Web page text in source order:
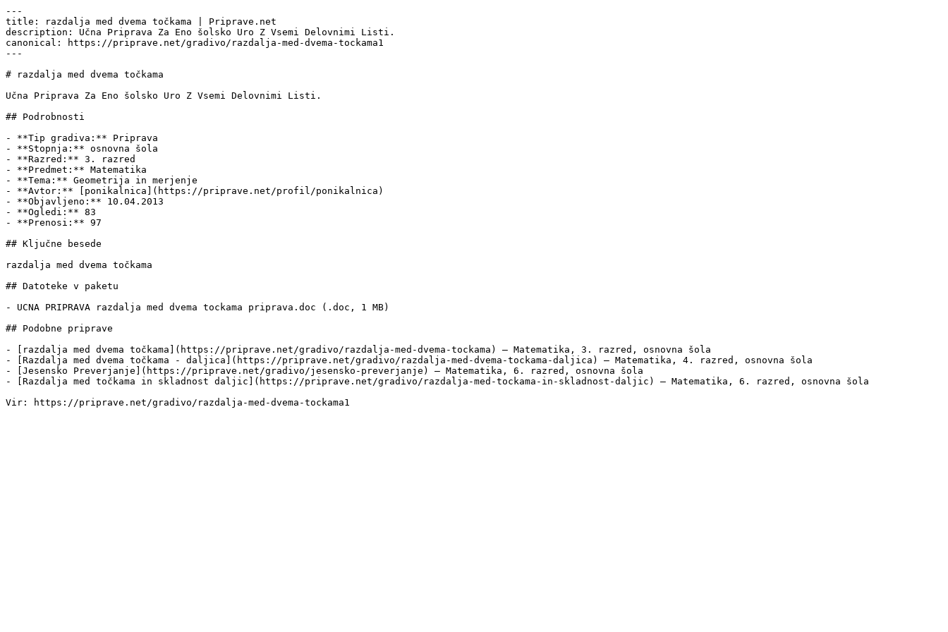
---
title: razdalja med dvema točkama | Priprave.net
description: Učna Priprava Za Eno šolsko Uro Z Vsemi Delovnimi Listi.
canonical: https://priprave.net/gradivo/razdalja-med-dvema-tockama1
---
# razdalja med dvema točkama
Učna Priprava Za Eno šolsko Uro Z Vsemi Delovnimi Listi.
## Podrobnosti
- **Tip gradiva:** Priprava
- **Stopnja:** osnovna šola
- **Razred:** 3. razred
- **Predmet:** Matematika
- **Tema:** Geometrija in merjenje
- **Avtor:** [ponikalnica](https://priprave.net/profil/ponikalnica)
- **Objavljeno:** 10.04.2013
- **Ogledi:** 83
- **Prenosi:** 97
## Ključne besede
razdalja med dvema točkama
## Datoteke v paketu
- UCNA PRIPRAVA razdalja med dvema tockama priprava.doc (.doc, 1 MB)
## Podobne priprave
- [razdalja med dvema točkama](https://priprave.net/gradivo/razdalja-med-dvema-tockama) — Matematika, 3. razred, osnovna šola
- [Razdalja med dvema točkama - daljica](https://priprave.net/gradivo/razdalja-med-dvema-tockama-daljica) — Matematika, 4. razred, osnovna šola
- [Jesensko Preverjanje](https://priprave.net/gradivo/jesensko-preverjanje) — Matematika, 6. razred, osnovna šola
- [Razdalja med točkama in skladnost daljic](https://priprave.net/gradivo/razdalja-med-tockama-in-skladnost-daljic) — Matematika, 6. razred, osnovna šola